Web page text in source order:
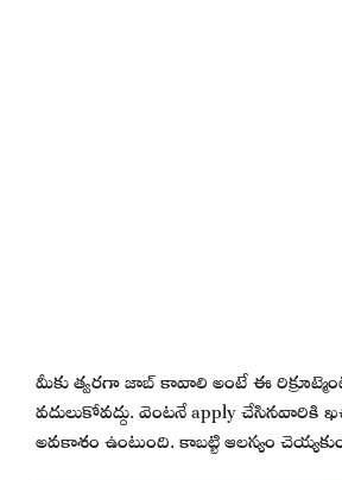
మీకు త్వరగా జాబ్ కావాలి అంటే ఈ
వదులుకోవద్దు. వెంటనే apply చేసినవారికి
అవకాశం ఉంటుంది. కాబట్టి ఆలస్యం